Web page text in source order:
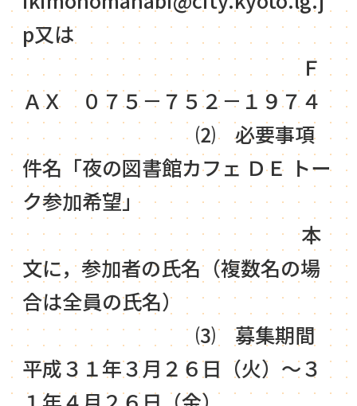
p又は
Ｆ
ＡＸ ０７５－７５２－１９７４
⑵ 必要事項
件名「夜の図書館カフェ ＤＥ トー
ク参加希望」
本
文に，参加者の氏名（複数名の場
合は全員の氏名）
⑶ 募集期間
平成３１年３月２６日（火）～３